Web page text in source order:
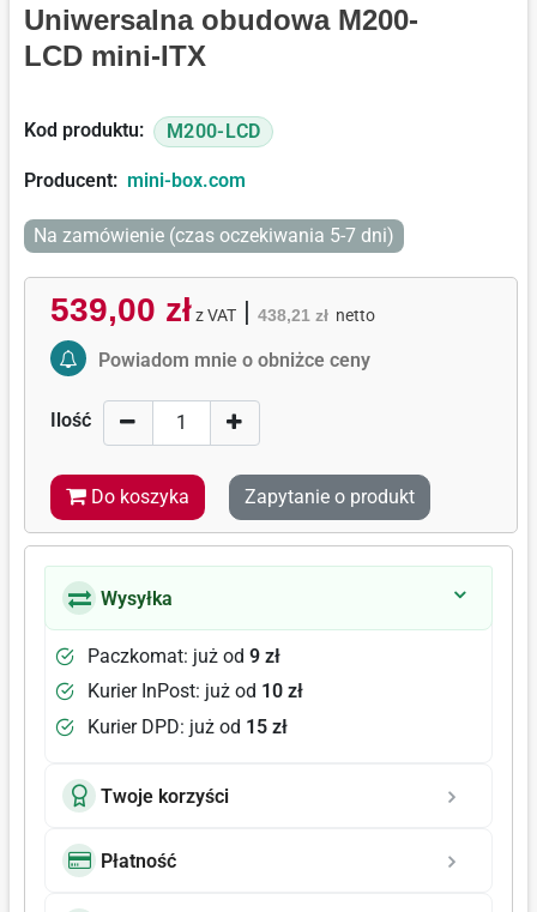
Uniwersalna obudowa M200-
LCD mini-ITX
Kod produktu: M200-LCD
Producent: mini-box.com
Na zamówienie (czas oczekiwania 5-7 dni)
539,00 zł z VAT| 438,21 zł netto
Activate Price Alert
Powiadom mnie o obniżce ceny
Ilość
Do koszyka Zapytanie o produkt
Wysyłka
Paczkomat: już od 9 zł
Kurier InPost: już od 10 zł
Kurier DPD: już od 15 zł
Twoje korzyści
Płatność